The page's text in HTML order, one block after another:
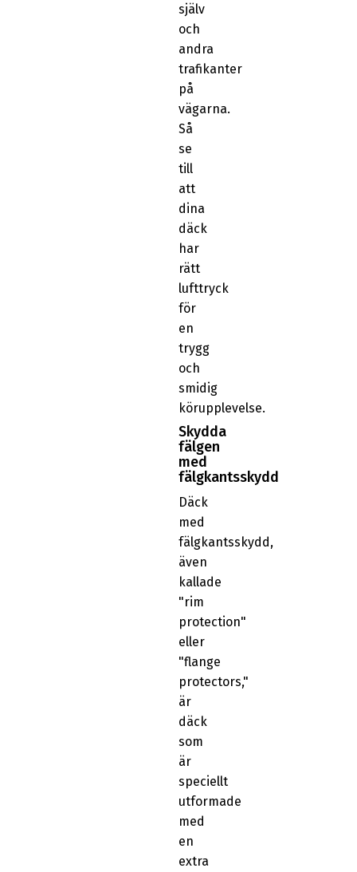
själv
och
andra
trafikanter
på
vägarna.
Så
se
till
att
dina
däck
har
rätt
lufttryck
för
en
trygg
och
smidig
körupplevelse.
Skydda
fälgen
med
fälgkantsskydd
Däck
med
fälgkantsskydd,
även
kallade
"rim
protection"
eller
"flange
protectors,"
är
däck
som
är
speciellt
utformade
med
en
extra